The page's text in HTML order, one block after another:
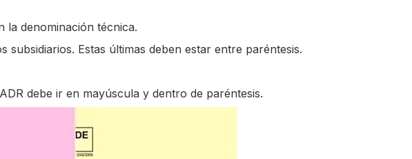
la denominación técnica.
Estas últimas deben estar entre paréntesis.
debe ir en mayúscula y dentro de paréntesis.